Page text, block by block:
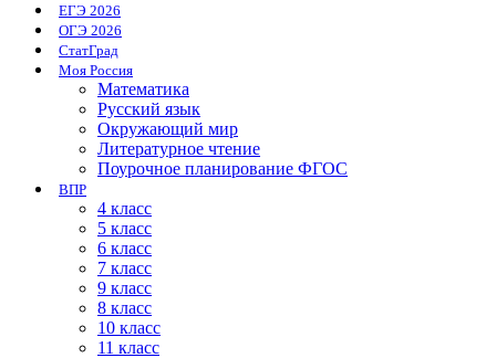
ЕГЭ 2026
ОГЭ 2026
СтатГрад
Моя Россия
Математика
Русский язык
Окружающий мир
Литературное чтение
Поурочное планирование ФГОС
ВПР
4 класс
5 класс
6 класс
7 класс
9 класс
8 класс
10 класс
11 класс